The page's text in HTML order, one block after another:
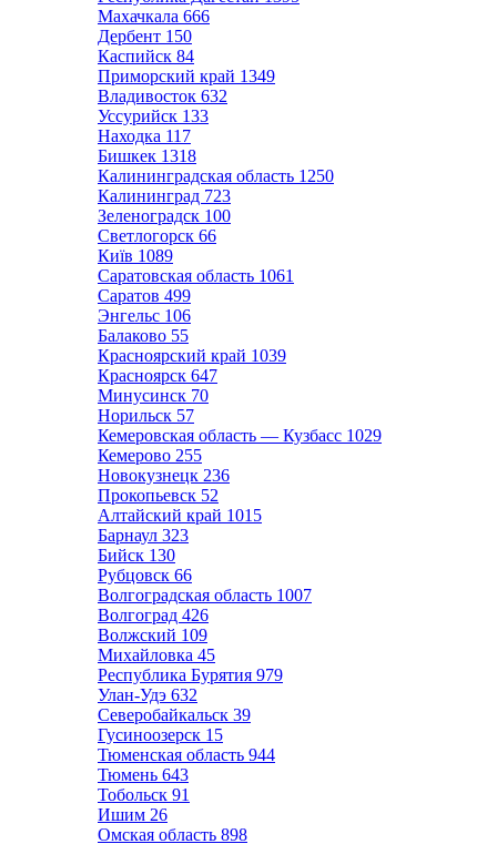
Махачкала 666
Дербент 150
Каспийск 84
Приморский край 1349
Владивосток 632
Уссурийск 133
Находка 117
Бишкек 1318
Калининградская область 1250
Калининград 723
Зеленоградск 100
Светлогорск 66
Київ 1089
Саратовская область 1061
Саратов 499
Энгельс 106
Балаково 55
Красноярский край 1039
Красноярск 647
Минусинск 70
Норильск 57
Кемеровская область — Кузбасс 1029
Кемерово 255
Новокузнецк 236
Прокопьевск 52
Алтайский край 1015
Барнаул 323
Бийск 130
Рубцовск 66
Волгоградская область 1007
Волгоград 426
Волжский 109
Михайловка 45
Республика Бурятия 979
Улан-Удэ 632
Северобайкальск 39
Гусиноозерск 15
Тюменская область 944
Тюмень 643
Тобольск 91
Ишим 26
Омская область 898